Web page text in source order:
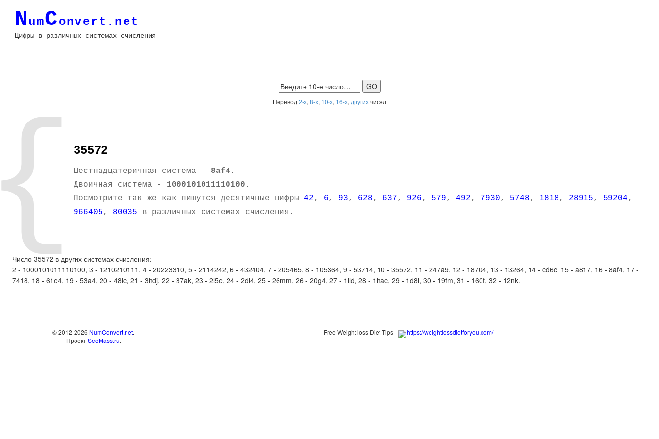
NumConvert.net
Цифры в различных системах счисления
Перевод 2-х, 8-х, 10-х, 16-х, другихчисел
35572
Шестнадцатеричная система - 8af4 .
Двоичная система - 1000101011110100 .
Посмотрите так же как пишутся десятичные цифры 42, 6, 93, 628, 637, 926, 579, 492, 7930, 5748, 1818, 28915, 59204,
966405, 80035 в различных системах счисления.
Число 35572 в других системах счисления:
2 - 1000101011110100, 3 - 1210210111, 4 - 20223310, 5 - 2114242, 6 - 432404, 7 - 205465, 8 - 105364, 9 - 53714, 10 - 35572, 11 - 247a9, 12 - 18704, 13 - 13264, 14 - cd6c, 15 - a817, 16 - 8af4, 17 -
7418, 18 - 61e4, 19 - 53a4, 20 - 48ic, 21 - 3hdj, 22 - 37ak, 23 - 2l5e, 24 - 2di4, 25 - 26mm, 26 - 20g4, 27 - 1lld, 28 - 1hac, 29 - 1d8i, 30 - 19fm, 31 - 160f, 32 - 12nk.
© 2012-2026 NumConvert.net.
ПроектSeoMass.ru.
Free Weight loss Diet Tips - https://weightlossdietforyou.com/